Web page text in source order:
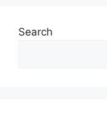
Search